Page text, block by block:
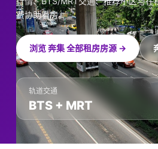
费协助看房。
浏览 奔集 全部租房房源 →
轨道交通
BTS + MRT